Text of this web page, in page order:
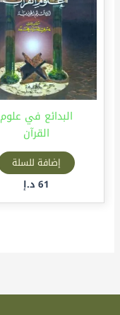
البدائع في علوم
القرآن
إضافة للسلة
61 د.إ